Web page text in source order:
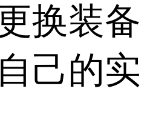
换装备
己的实